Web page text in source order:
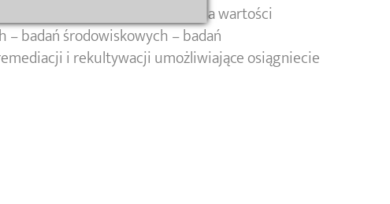
na każdym etapie przywracania wartości
– badań środowiskowych – badań
i rekultywacji umożliwiające osiągniecie